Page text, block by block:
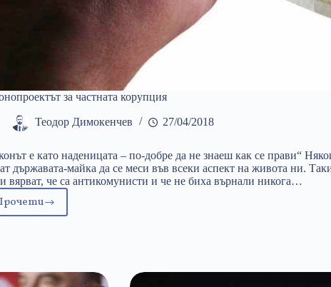
за частната корупция
Теодор Димокенчев 27/04/2018
е като наденицата – по-добре да не знаеш как се прави“
държавата-майка да се меси във всеки аспект на живота ни.
вярват, че са антикомунисти и че не биха върнали никога…
Законопроектът